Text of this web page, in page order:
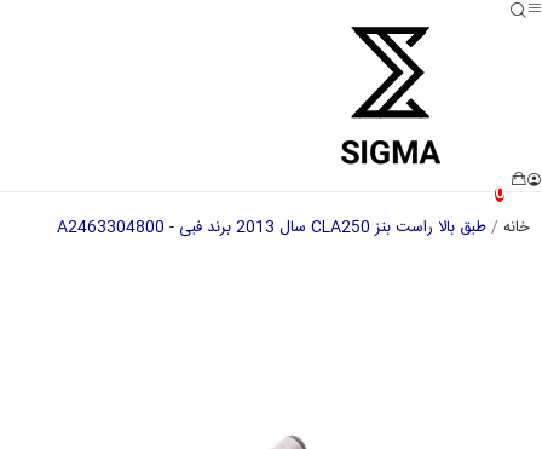
0
خانه
طبق بالا راست بنز CLA250 سال 2013 برند فبی - A2463304800